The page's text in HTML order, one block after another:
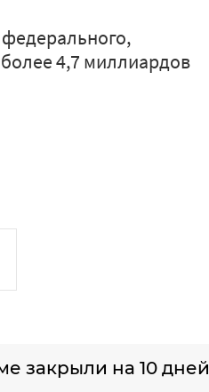
4,7 миллиардов
закрыли на 10 дней